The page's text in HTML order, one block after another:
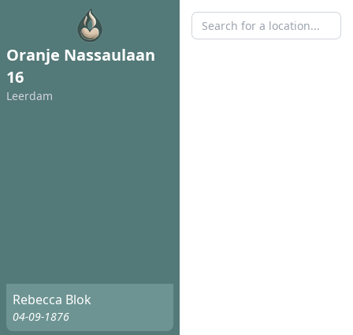
Oranje Nassaulaan
16
Leerdam
Rebecca Blok
04-09-1876